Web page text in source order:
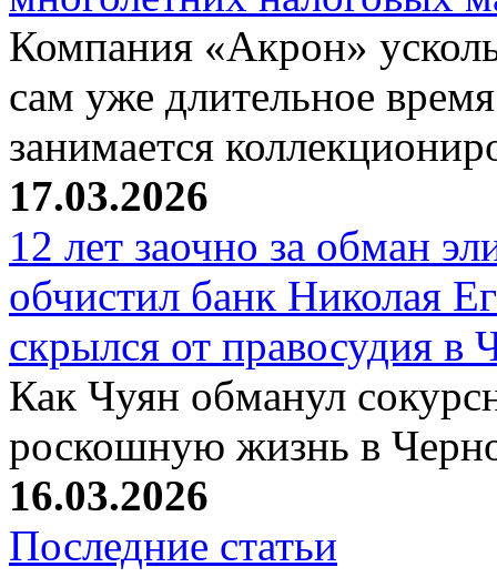
Компания «Акрон»
сам уже длительное
занимается
17.03.2026
12 лет заочно за обман
обчистил банк Николая
скрылся от правосудия в
Как Чуян обманул
роскошную жизнь в
16.03.2026
Последние статьи